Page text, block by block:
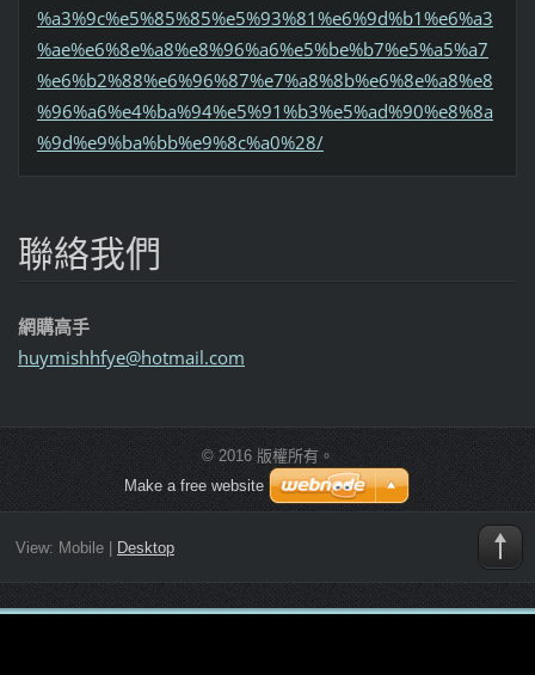
%a3%9c%e5%85%85%e5%93%81%e6%9d%b1%e6%a3
%ae%e6%8e%a8%e8%96%a6%e5%be%b7%e5%a5%a7
%e6%b2%88%e6%96%87%e7%a8%8b%e6%8e%a8%e8
%96%a6%e4%ba%94%e5%91%b3%e5%ad%90%e8%8a
%9d%e9%ba%bb%e9%8c%a0%28/
聯絡我們
網購高手
huymishhfye@hotmail.com
© 2016 版權所有。
Make a free website
View: Mobile| Desktop